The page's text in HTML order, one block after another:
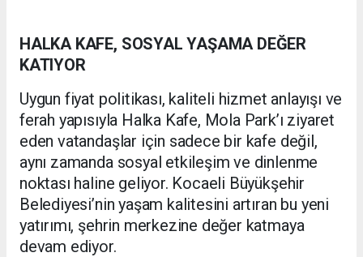
HALKA KAFE, SOSYAL YAŞAMA DEĞER
KATIYOR
Uygun fiyat politikası, kaliteli hizmet anlayışı ve
ferah yapısıyla Halka Kafe, Mola Park’ı ziyaret
eden vatandaşlar için sadece bir kafe değil,
aynı zamanda sosyal etkileşim ve dinlenme
noktası haline geliyor. Kocaeli Büyükşehir
Belediyesi’nin yaşam kalitesini artıran bu yeni
yatırımı, şehrin merkezine değer katmaya
devam ediyor.